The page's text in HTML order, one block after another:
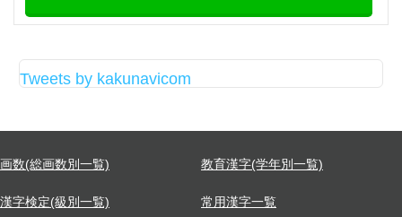
Tweets by kakunavicom
画数(総画数別一覧) 教育漢字(学年別一覧)
漢字検定(級別一覧) 常用漢字一覧